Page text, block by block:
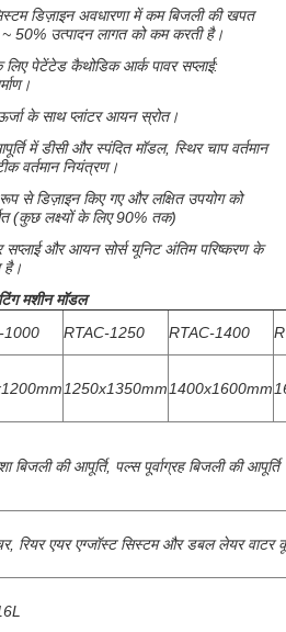
डिज़ाइन अवधारणा में कम बिजली की खपत
~ 50% उत्पादन लागत को कम करती है।
पेटेंटेड कैथोडिक आर्क पावर सप्लाई:
के साथ प्लांटर आयन स्रोत।
में डीसी और स्पंदित मॉडल, स्थिर चाप वर्तमान
वर्तमान नियंत्रण।
से डिज़ाइन किए गए और लक्षित उपयोग को
(कुछ लक्ष्यों के लिए 90% तक)
सप्लाई और आयन सोर्स यूनिट अंतिम परिष्करण के
है।
मशीन मॉडल
1000 RTAC-1250 RTAC-1400
1250x1350mm 1400x1600mm
बिजली की आपूर्ति, पल्स पूर्वाग्रह बिजली की आपूर्ति
रियर एयर एग्जॉस्ट सिस्टम और डबल लेयर वाटर